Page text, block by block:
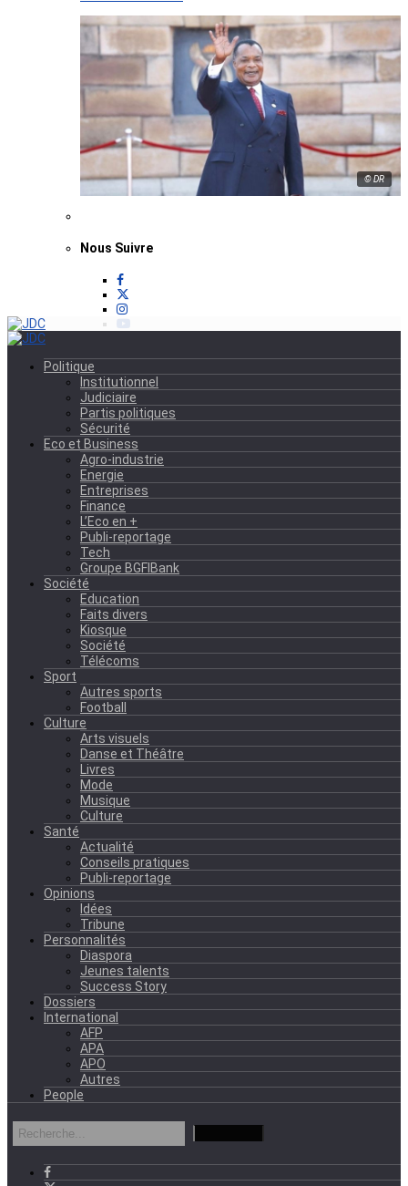
© DR
Nous Suivre
Politique
Institutionnel
Judiciaire
Partis politiques
Sécurité
Eco et Business
Agro-industrie
Energie
Entreprises
Finance
L’Eco en +
Publi-reportage
Tech
Groupe BGFIBank
Société
Education
Faits divers
Kiosque
Société
Télécoms
Sport
Autres sports
Football
Culture
Arts visuels
Danse et Théâtre
Livres
Mode
Musique
Culture
Santé
Actualité
Conseils pratiques
Publi-reportage
Opinions
Idées
Tribune
Personnalités
Diaspora
Jeunes talents
Success Story
Dossiers
International
AFP
APA
APO
Autres
People